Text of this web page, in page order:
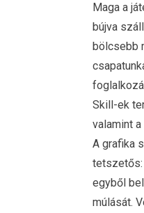
Maga a
bújva
bölcsebb
Skill-ek
valamint
A grafika
tetszetős:
egyből
múlását.